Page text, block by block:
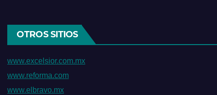
OTROS SITIOS
www.excelsior.com.mx
www.reforma.com
www.elbravo.mx